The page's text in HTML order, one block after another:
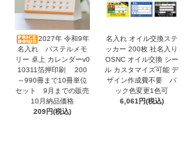
2027年 令和9年
名入れ パステルメモ
リー 卓上 カレンダーv0
10311箔押印刷 200
～990冊まで10冊単位
セット 9月までの販売
10月納品価格
209円(税込)
名入れ オイル交換ステ
ッカー 200枚 社名入り
OSNC オイル交換 シー
ル カスタマイズ可能 デ
ザイン作成費不要 バ
ック色変更1色可
6,061円(税込)